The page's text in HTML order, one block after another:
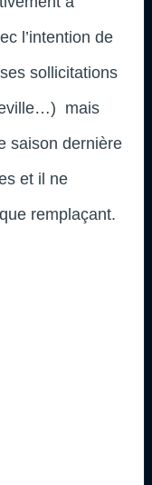
l’intention de
sollicitations
mais
saison dernière
et il ne
remplaçant.